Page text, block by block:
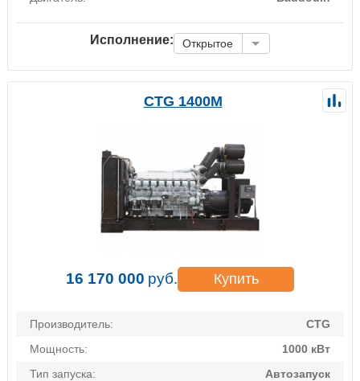
Исполнение: Открытое
CTG 1400M
16 170 000 руб. Купить
Производитель:
CTG
Мощность:
1000 кВт
Тип запуска:
Автозапуск